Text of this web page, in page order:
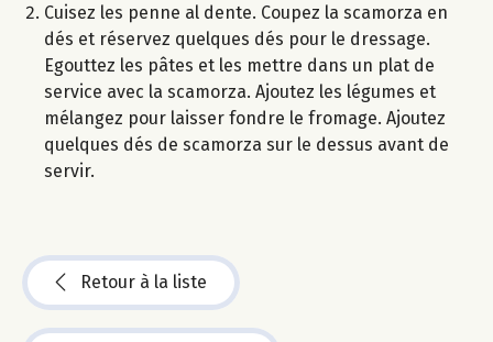
Cuisez les penne al dente. Coupez la scamorza en
dés et réservez quelques dés pour le dressage.
Egouttez les pâtes et les mettre dans un plat de
service avec la scamorza. Ajoutez les légumes et
mélangez pour laisser fondre le fromage. Ajoutez
quelques dés de scamorza sur le dessus avant de
servir.
Retour à la liste